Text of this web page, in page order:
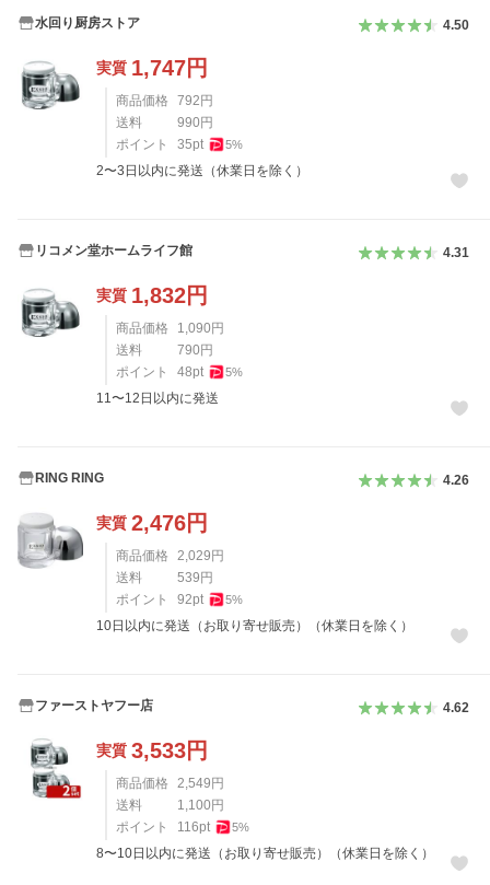
水回り厨房ストア 4.50
実質 1,747円
商品価格 792 円
送料
990 円
ポイント
35pt 5%
2〜3日以内に発送（休業日を除く）
リコメン堂ホームライフ館 4.31
実質 1,832円
商品価格 1,090 円
送料
790 円
ポイント
48pt 5%
11〜12日以内に発送
RING RING 4.26
実質 2,476円
商品価格 2,029 円
送料
539 円
ポイント
92pt 5%
10日以内に発送（お取り寄せ販売）（休業日を除く）
ファーストヤフー店 4.62
実質 3,533円
商品価格 2,549 円
送料
1,100 円
ポイント
116pt 5%
8〜10日以内に発送（お取り寄せ販売）（休業日を除く）